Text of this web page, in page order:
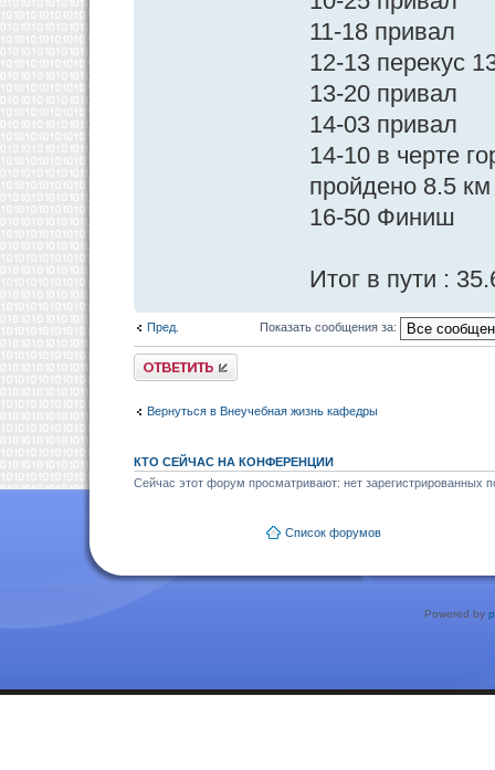
11-18 привал
12-13 перекус
13-20 привал
14-03 привал
14-10 в черте
пройдено 8.5 км
16-50 Финиш
Итог в пути :
Пред. Показать сообщения за:
Ответить
Вернуться в Внеучебная жизнь кафедры
КТО СЕЙЧАС НА КОНФЕРЕНЦИИ
Сейчас этот форум просматривают: нет зарегистрированных
Список форумов
Powered by